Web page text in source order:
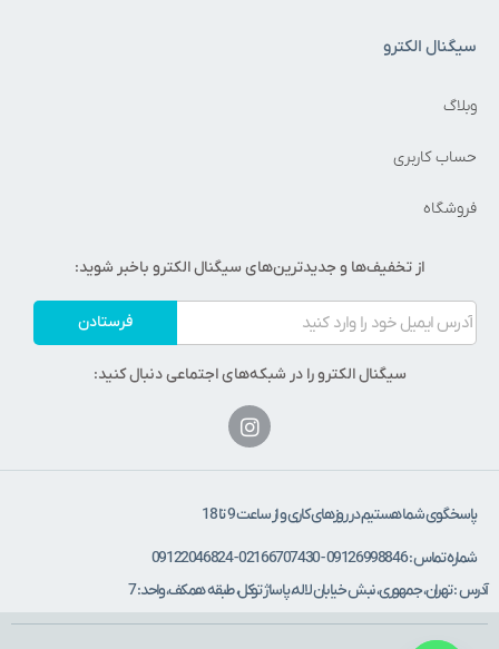
سیگنال الکترو
وبلاگ
حساب کاربری
فروشگاه
از تخفیف‌ها و جدیدترین‌های سیگنال الکترو باخبر شوید:
فرستادن
سیگنال الکترو را در شبکه‌های اجتماعی دنبال کنید:
پاسخگوی شما هستیم در روزهای کاری و از ساعت 9 تا 18
شماره تماس : 09126998846 - 02166707430 - 09122046824
آدرس : تهران، جمهوری، نبش خیابان لاله، پاساژ توکل، طبقه همکف، واحد: 7